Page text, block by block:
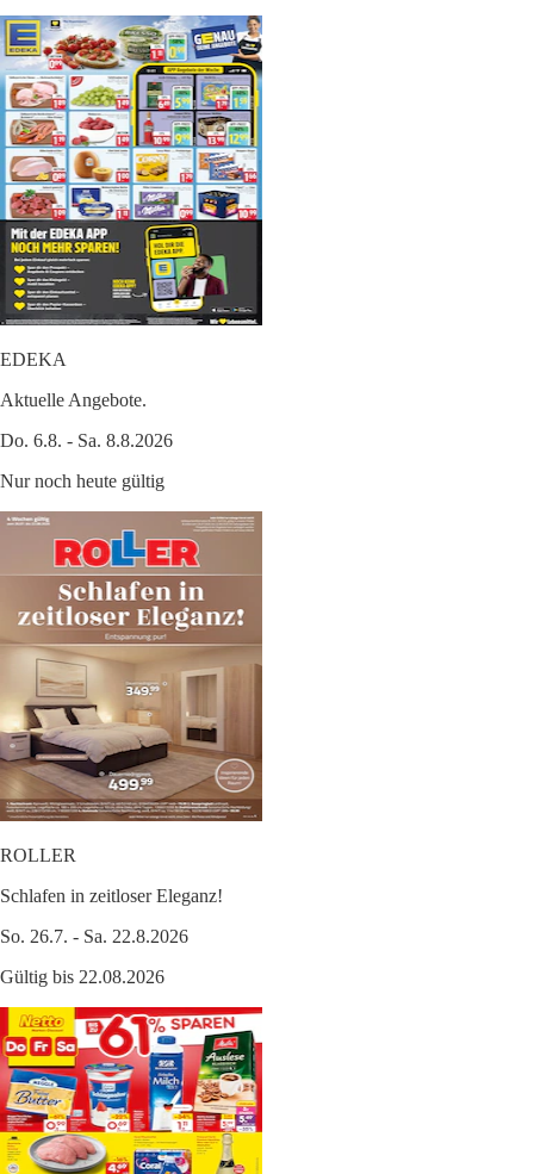
EDEKA
Aktuelle Angebote.
Do. 6.8. - Sa. 8.8.2026
Nur noch heute gültig
ROLLER
Schlafen in zeitloser Eleganz!
So. 26.7. - Sa. 22.8.2026
Gültig bis 22.08.2026